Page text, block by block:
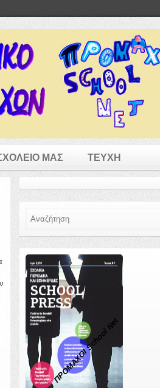
ΜΑΣ ΤΕΥΧΗ
ΠΡΟΜΑΧΟΙ School Net